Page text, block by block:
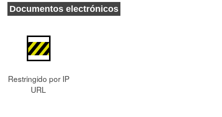
Documentos electrónicos
Restringido por IP
URL